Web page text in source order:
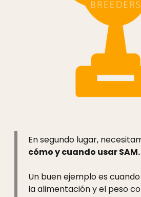
En segundo lugar,
cómo y cuando usar SAM.
Un buen ejemplo es
la alimentación y el peso